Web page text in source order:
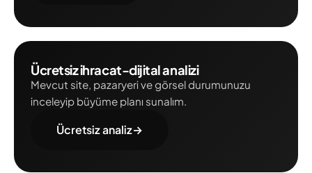
Ücretsiz ihracat-dijital analizi
Mevcut site, pazaryeri ve görsel durumunuzu
inceleyip büyüme planı sunalım.
Ücretsiz analiz→